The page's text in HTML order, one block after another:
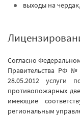
выходы на
Согласно
Правительства РФ
28.05.2012 услуги
противопожарных
имеющие
региональным